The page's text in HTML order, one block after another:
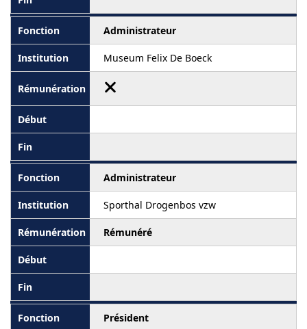
Administrateur
Museum Felix De Boeck
Administrateur
Sporthal Drogenbos vzw
Rémunéré
Président